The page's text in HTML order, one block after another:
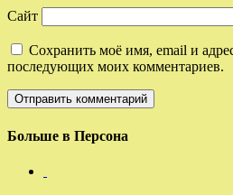
Сайт
Сохранить моё имя, email и
последующих моих комментариев.
Больше в Персона